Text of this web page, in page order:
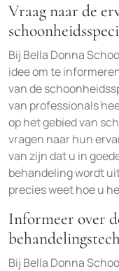
Vraag naar de
Bij Bella Donna
idee om te
van de
van professionals
op het gebied van
vragen naar hun
van zijn dat u in
behandeling wordt
precies weet hoe u
Informeer over
Bij Bella Donna